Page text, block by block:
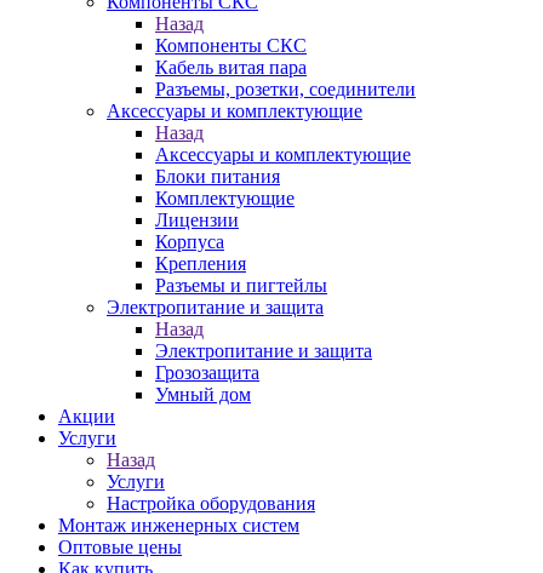
Назад
Компоненты СКС
Кабель витая пара
Разъемы, розетки, соединители
Аксессуары и комплектующие
Назад
Аксессуары и комплектующие
Блоки питания
Комплектующие
Лицензии
Корпуса
Крепления
Разъемы и пигтейлы
Электропитание и защита
Назад
Электропитание и защита
Грозозащита
Умный дом
Акции
Услуги
Назад
Услуги
Настройка оборудования
Монтаж инженерных систем
Оптовые цены
Как купить